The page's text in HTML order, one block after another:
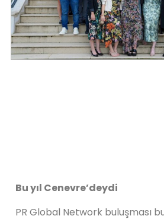
Bu yıl Cenevre’deydi
PR Global Network buluşması